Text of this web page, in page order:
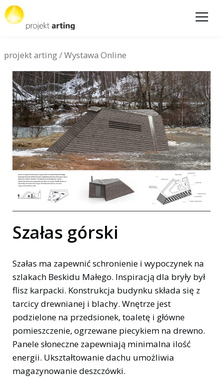
projekt arting/Wystawa Online
Szałas górski
Szałas ma zapewnić schronienie i wypoczynek na
szlakach Beskidu Małego. Inspiracją dla bryły był
flisz karpacki. Konstrukcja budynku składa się z
tarcicy drewnianej i blachy. Wnętrze jest
podzielone na przedsionek, toaletę i główne
pomieszczenie, ogrzewane piecykiem na drewno.
Panele słoneczne zapewniają minimalna ilość
energii. Ukształtowanie dachu umożliwia
magazynowanie deszczówki.